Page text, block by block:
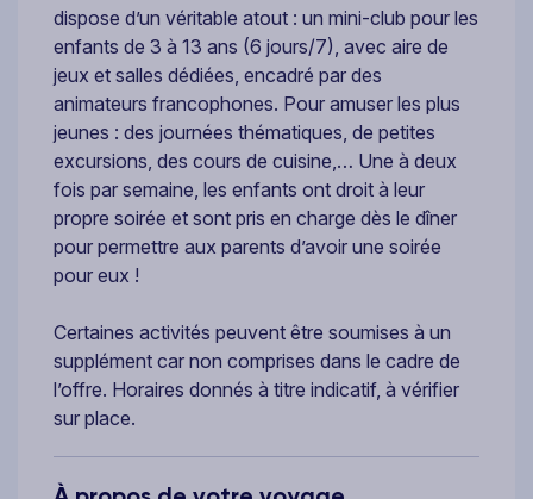
dispose d’un véritable atout : un mini-club pour les
enfants de 3 à 13 ans (6 jours/7), avec aire de
jeux et salles dédiées, encadré par des
animateurs francophones. Pour amuser les plus
jeunes : des journées thématiques, de petites
excursions, des cours de cuisine,… Une à deux
fois par semaine, les enfants ont droit à leur
propre soirée et sont pris en charge dès le dîner
pour permettre aux parents d’avoir une soirée
pour eux !
Certaines activités peuvent être soumises à un
supplément car non comprises dans le cadre de
l’offre. Horaires donnés à titre indicatif, à vérifier
sur place.